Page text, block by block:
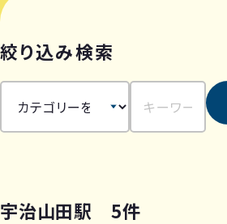
絞り込み検索
宇治山田駅 5件